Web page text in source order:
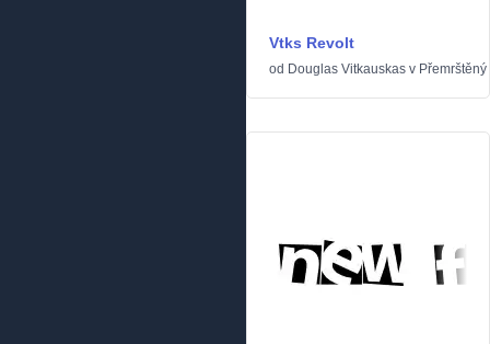
Vtks Revolt
od Douglas Vitkauskas v Přemrštěný